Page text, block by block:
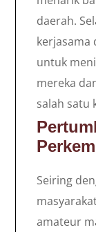
daerah.
kerjasama
untuk
mereka
salah satu
Seiring
amateur